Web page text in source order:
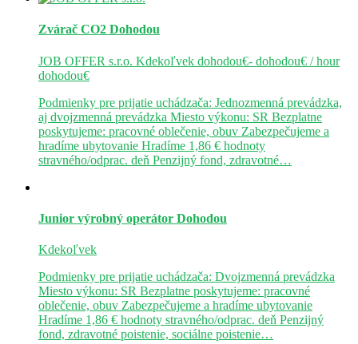
Zvárač CO2 Dohodou
JOB OFFER s.r.o. Kdekoľvek dohodou€- dohodou€ / hour
dohodou€
Podmienky pre prijatie uchádzača: Jednozmenná prevádzka,
aj dvojzmenná prevádzka Miesto výkonu: SR Bezplatne
poskytujeme: pracovné oblečenie, obuv Zabezpečujeme a
hradíme ubytovanie Hradíme 1,86 € hodnoty
stravného/odprac. deň Penzijný fond, zdravotné…
Junior výrobný operátor Dohodou
Kdekoľvek
Podmienky pre prijatie uchádzača: Dvojzmenná prevádzka
Miesto výkonu: SR Bezplatne poskytujeme: pracovné
oblečenie, obuv Zabezpečujeme a hradíme ubytovanie
Hradíme 1,86 € hodnoty stravného/odprac. deň Penzijný
fond, zdravotné poistenie, sociálne poistenie…